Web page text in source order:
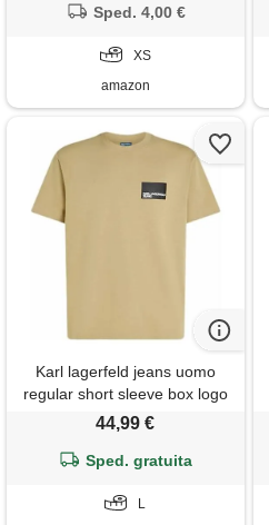
Sped. 4,00 €
XS
amazon
Karl lagerfeld jeans uomo
regular short sleeve box logo
t-shirt twill l
44,99 €
Sped. gratuita
L